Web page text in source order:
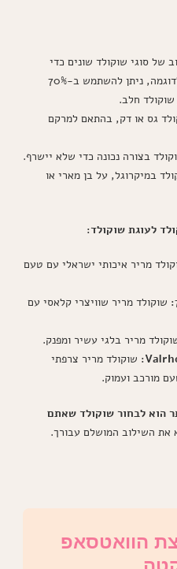
של סוגי שוקולד שונים כדי
ליצור טעם ייחודי. לדוגמה, ניתן להשתמש ב-70%
גס או דק, בהתאם למרקם
בצורה נכונה כדי שלא יישרף.
במיקרוגל, על בן מארי או
לעוגת שוקולד:
מריר איכותי ישראלי עם טעם
שוקולד מריר שוויצרי קלאסי עם
מריר בלגי עשיר ומפנק.
שוקולד מריר צרפתי
מורכב ועמוק.
הוא לבחור שוקולד שאתם
את השילוב המושלם עבורך.
הוואטסאפ